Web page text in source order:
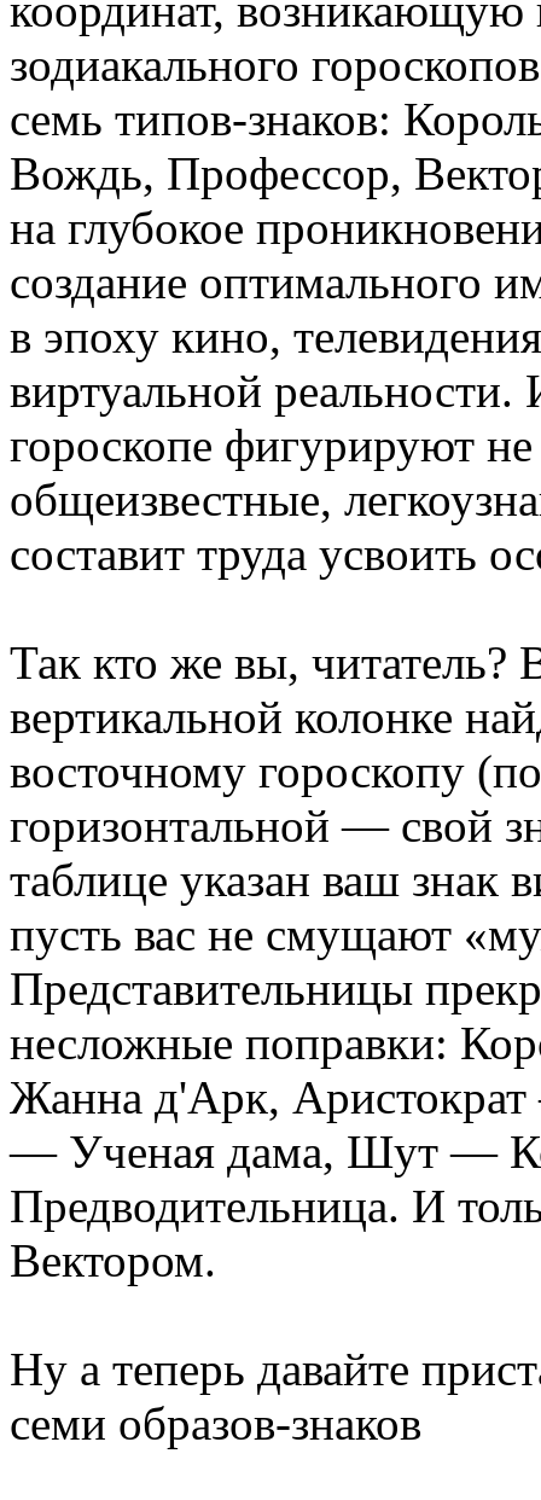
зодиакального
семь типов-знаков:
Вождь, Профессор,
на глубокое
создание оптимального
в эпоху кино,
виртуальной
гороскопе фигурируют
общеизвестные,
составит труда усвоить
Так кто же вы, читатель?
вертикальной колонке
восточному гороскопу
горизонтальной — свой
таблице указан ваш знак
пусть вас не смущают
Представительницы
несложные поправки:
Жанна д'Арк,
— Ученая дама, Шут —
Предводительница. И
Вектором.
Ну а теперь давайте
семи образов-знаков